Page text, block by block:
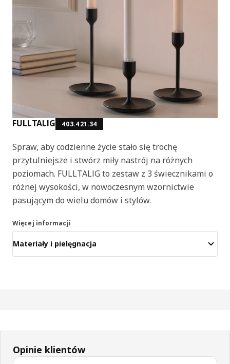
FULLTALIG 403.421.34
Spraw, aby codzienne życie stało się trochę
przytulniejsze i stwórz miły nastrój na różnych
poziomach. FULLTALIG to zestaw z 3 świecznikami o
różnej wysokości, w nowoczesnym wzornictwie
pasującym do wielu domów i stylów.
Więcej informacji
Materiały i pielęgnacja
Opinie klientów